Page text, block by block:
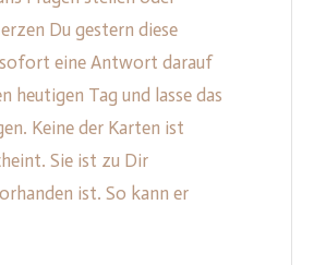
Du gestern diese
eine Antwort darauf
heutigen Tag und lasse das
Keine der Karten ist
Sie ist zu Dir
ist. So kann er